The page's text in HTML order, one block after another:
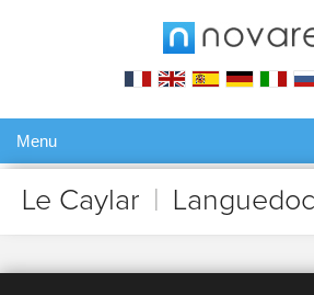
Menu
Gérer ma réservation
Le Caylar